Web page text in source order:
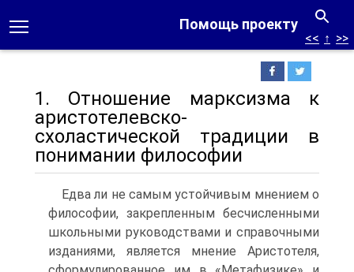
Помощь проекту
<< ↑ >>
1. Отношение марксизма к
аристотелевско-
схоластической традиции в
понимании философии
Едва ли не самым устойчивым мнением о
философии, закрепленным бесчисленными
школьными руководствами и справочными
изданиями, является мнение Аристотеля,